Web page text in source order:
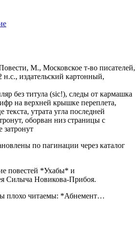
М., Московское т-во писателей,
н.с., издательский картонный,
без титула (sic!), следы от кармашка
на верхней крышке переплета,
утрата угла последней
оборван низ страницы с
затронут
по пагинации через каталог
повестей *Ухабы* и
Силыча Новикова-Прибоя.
плохо читаемы: *Абнемент…